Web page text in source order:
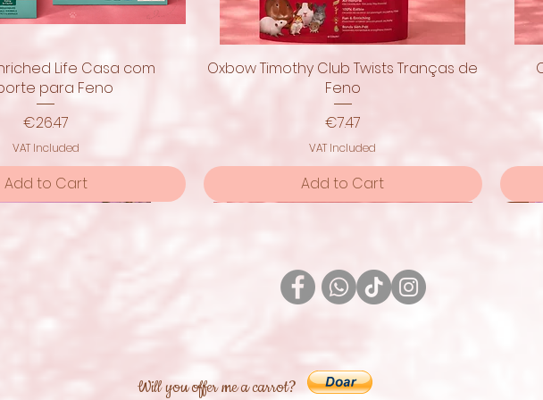
Quick ViewLife Casa com
para Feno
Price
€26.47
VAT Included
Add to Cart
Quick View
Oxbow Timothy Club Twists Tranças de
Feno
Price
€7.47
VAT Included
Add to Cart
Will you offer me a carrot?